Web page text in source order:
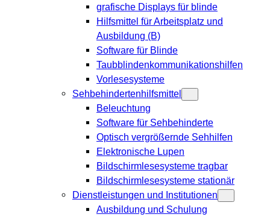
grafische Displays für blinde
Hilfsmittel für Arbeitsplatz und
Ausbildung (B)
Software für Blinde
Taubblindenkommunikationshilfen
Vorlesesysteme
Sehbehindertenhilfsmittel
Beleuchtung
Software für Sehbehinderte
Optisch vergrößernde Sehhilfen
Elektronische Lupen
Bildschirmlesesysteme tragbar
Bildschirmlesesysteme stationär
Dienstleistungen und Institutionen
Ausbildung und Schulung